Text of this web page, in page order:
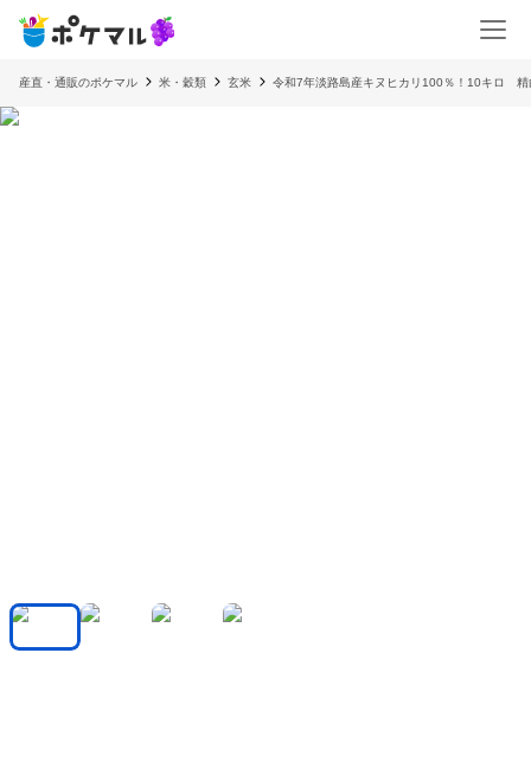
産直・通販のポケマル 米・穀類 玄米 令和7年淡路島産キヌヒカリ100％！10キロ 精